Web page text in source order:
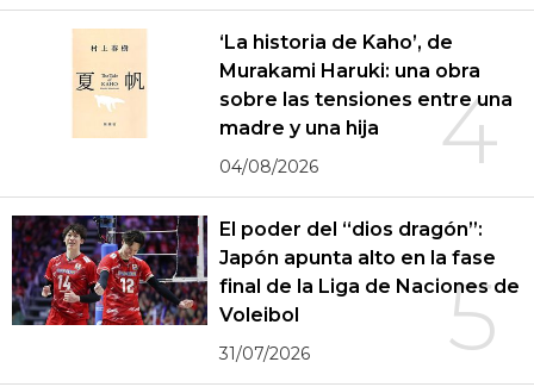
4
‘La historia de Kaho’, de
Murakami Haruki: una obra
sobre las tensiones entre una
madre y una hija
04/08/2026
5
El poder del “dios dragón”:
Japón apunta alto en la fase
final de la Liga de Naciones de
Voleibol
31/07/2026